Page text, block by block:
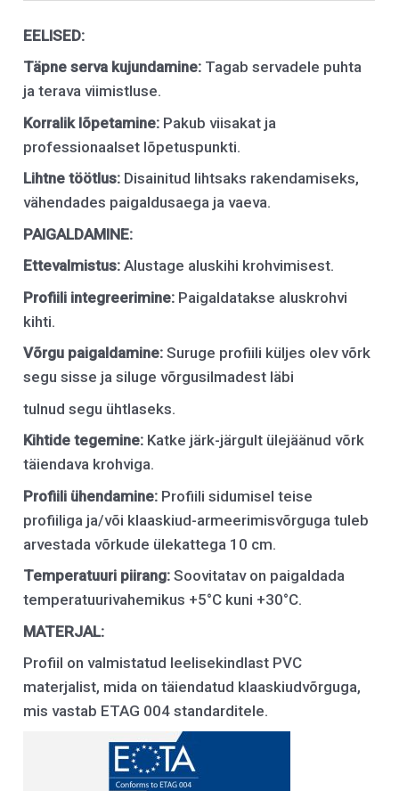
EELISED:
Täpneserva kujundamine: Tagab servadele puhta
ja terava viimistluse.
Korralik lõpetamine: Pakub viisakat ja
professionaalset lõpetuspunkti.
Lihtnetöötlus: Disainitud lihtsaks rakendamiseks,
vähendades paigaldusaega ja vaeva.
PAIGALDAMINE:
Ettevalmistus:Alustage aluskihi krohvimisest.
Profiili integreerimine: Paigaldatakse aluskrohvi
kihti.
Võrgu paigaldamine: Suruge profiili küljes olev võrk
segu sisse ja siluge võrgusilmadest läbi
tulnud segu ühtlaseks.
Kihtidetegemine: Katke järk-järgult ülejäänud võrk
täiendava krohviga.
Profiili ühendamine: Profiili sidumisel teise
profiiliga ja/või klaaskiud-armeerimisvõrguga tuleb
arvestada võrkude ülekattega 10 cm.
Temperatuuri piirang:Soovitatav on paigaldada
temperatuurivahemikus +5°C kuni +30°C.
MATERJAL:
Profiil on valmistatud leelisekindlast PVC
materjalist, mida on täiendatud klaaskiudvõrguga,
mis vastab ETAG 004 standarditele.